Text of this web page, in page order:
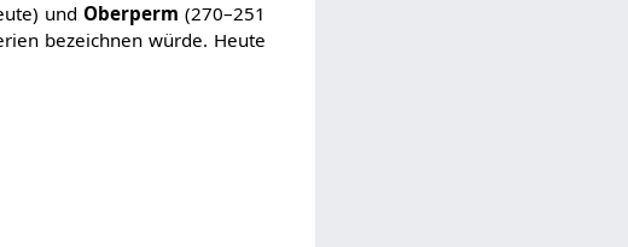
und Oberperm (270–251
bezeichnen würde. Heute